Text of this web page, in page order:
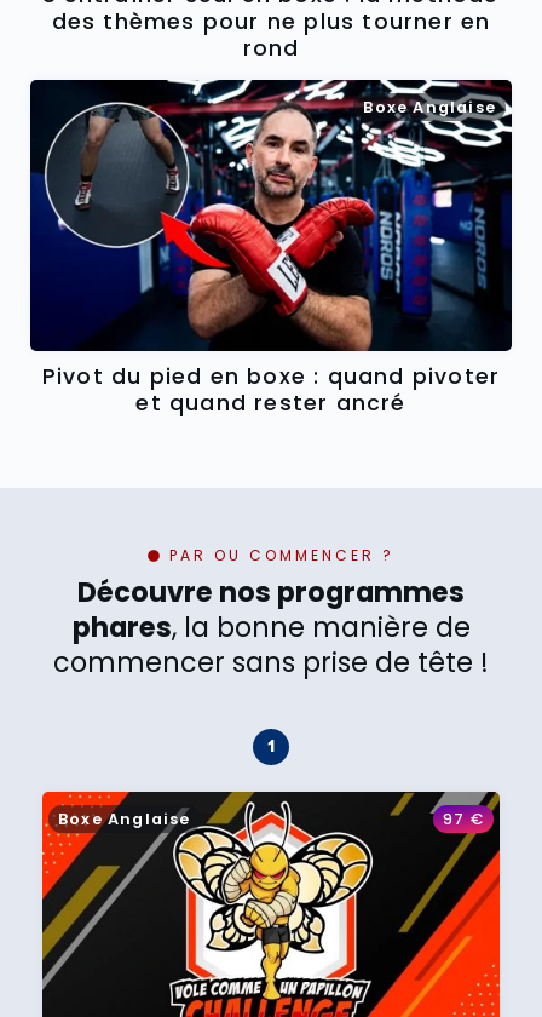
des thèmes pour ne plus tourner en
rond
Boxe Anglaise
Pivot du pied en boxe : quand pivoter
et quand rester ancré
PAR OU COMMENCER ?
Découvre nos programmes
phares, la bonne manière de
commencer sans prise de tête !
Boxe Anglaise 97€